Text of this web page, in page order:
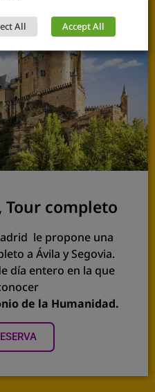
Tour completo
le propone una
a Ávila y Segovia.
día entero en la que
de la Humanidad.
All Accept All